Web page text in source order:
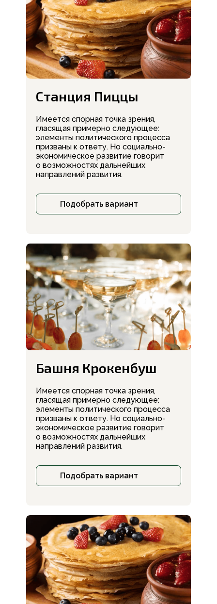
Имеется спорная точка зрения,
гласящая примерно следующее:
элементы политического процесса
призваны к ответу. Но социально-
экономическое развитие говорит
о возможностях дальнейших
направлений развития.
Башня Крокенбуш
Подобрать вариант
Имеется спорная точка зрения,
гласящая примерно следующее:
элементы политического процесса
призваны к ответу. Но социально-
экономическое развитие говорит
о возможностях дальнейших
направлений развития.
Станция Пиццы
Подобрать вариант